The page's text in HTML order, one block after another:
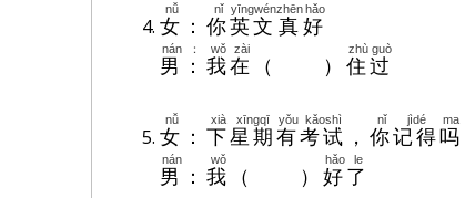
女
nǚ
：你
nǐ
英文
yīngwén
真
zhēn
好
hǎo
男
nán
：
：
我
wǒ
在
zài
（ ）住
zhù
过
guò
女
nǚ
：下
xià
星期
xīngqī
有
yǒu
考试
kǎoshì
，你
nǐ
记得
jìdé
吗
ma
男
nán
：我
wǒ
（ ）好
hǎo
了
le